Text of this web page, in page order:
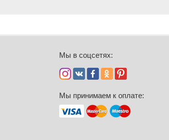
Мы в соцсетях:
Мы принимаем к оплате: